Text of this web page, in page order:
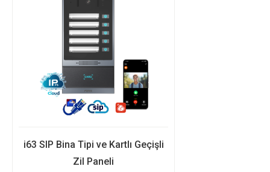
i63 SIP Bina Tipi ve Kartlı Geçişli
Zil Paneli